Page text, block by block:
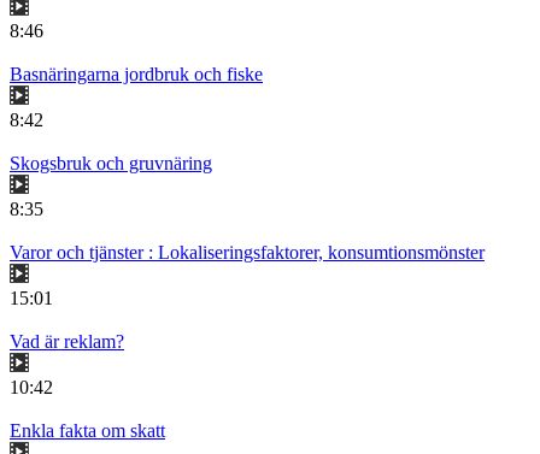
8:46
Basnäringarna jordbruk och fiske
8:42
Skogsbruk och gruvnäring
8:35
Varor och tjänster : Lokaliseringsfaktorer, konsumtionsmönster
15:01
Vad är reklam?
10:42
Enkla fakta om skatt